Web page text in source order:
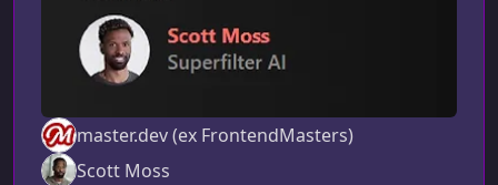
master.dev (ex FrontendMasters)
Scott Moss